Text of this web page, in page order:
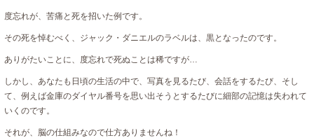
度忘れが、苦痛と死を招いた例です。
その死を悼むべく、ジャック・ダニエルのラベルは、黒となったのです。
ありがたいことに、度忘れで死ぬことは稀ですが…
しかし、あなたも日頃の生活の中で、写真を見るたび、会話をするたび、そし
て、例えば金庫のダイヤル番号を思い出そうとするたびに細部の記憶は失われて
いくのです。
それが、脳の仕組みなので仕方ありませんね！